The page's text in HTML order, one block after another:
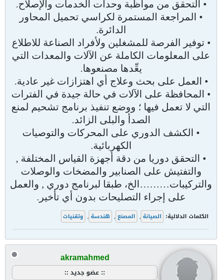
• التحقق من مواظبة وحدات الخدمات والإصلاح.
• المراجعة المستمرة لكراسي تحميل المحاور
الدائرة.
• توفير الفرصة للمشغلين ولأفراد الصناعة للاطلاع
على المعلومات الكاملة عن الآلات والمعدات التي
يعِّدها مصنعوها.
• العمل على بحث وعلاج أي اهتزازات غير عادية.
• المحافظة على الآلات في حالة جيدة في الفترات
التي لا تعمل فيها ؛ ووضع تنفيذ برنامج تشحيم لمنع
الصدأ والبلى الزائد.
• الكشف الدوري على المحركات والتوصيات
الكهربائية.
• التحقق دوريا من دقة أجهزة القياس المختلفة ,
والتفتيش على الصنابير والمضخات والوصلات
والتركيبات………الخ، طبقا لبرنامج دوري , والعمل
على إجراء التصليحات بدون أي تأخير.
الكلمات الدلالية: الصيانة , المصنع , هندسة , وتقنيات
akramahmed
:: عضو جديد ::